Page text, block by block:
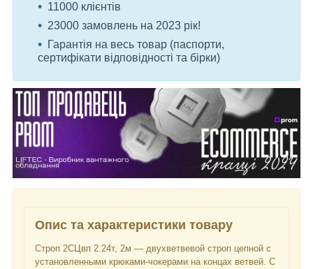
11000 клієнтів
23000 замовлень на 2023 рік!
Гарантія на весь товар (паспорти,
сертифікати відповідності та бірки)
Опис та характеристики товару
Строп 2СЦвп 2.24т, 2м — двухветвевой строп цепной с
установленными крюками-чокерами на концах ветвей. С